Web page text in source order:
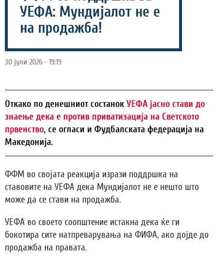
УЕФА: Мундијалот не е
на продажба!
30 јули 2026 - 19:19
Откако по денешниот состанок УЕФА јасно стави до
знаење дека е против приватизација на Светското
првенство, се огласи и Фудбалската федерација на
Македонија.
ФФМ во својата реакција изрази поддршка на
ставовите на УЕФА дека Мундијалот не е нешто што
може да се стави на продажба.
УЕФА во своето соопштение истакна дека ќе ги
бокотира сите натпреварувања на ФИФА, ако дојде до
продажба на правата.